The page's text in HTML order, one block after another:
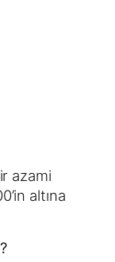
azami
altına